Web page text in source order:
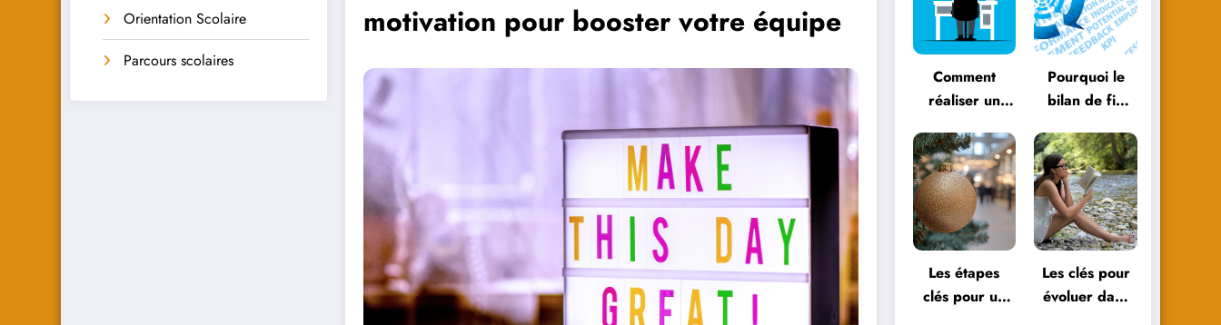
Orientation Scolaire
Parcours scolaires
motivation pour booster votre équipe
éducatives
Comment
réaliser un
d’année
efficace ?
Pourquoi le
bilan de fin
essentiel pour
votre
entreprise ?
Les étapes
clés pour un
Les clés pour
évoluer dans